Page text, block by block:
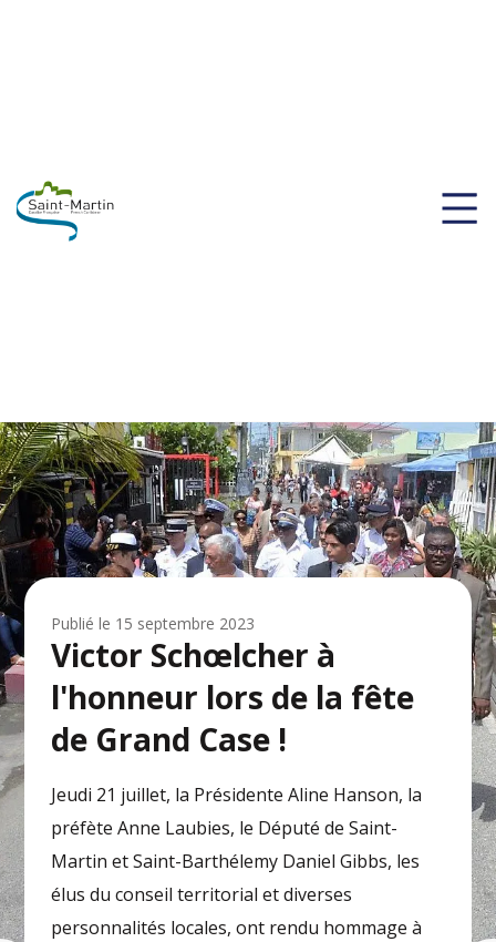
Publié le 15 septembre 2023
Victor Schœlcher à
l'honneur lors de la fête
de Grand Case !
Jeudi 21 juillet, la Présidente Aline Hanson, la
préfète Anne Laubies, le Député de Saint-
Martin et Saint-Barthélemy Daniel Gibbs, les
élus du conseil territorial et diverses
personnalités locales, ont rendu hommage à